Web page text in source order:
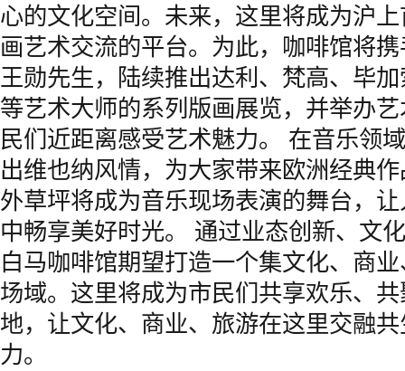
心的文化空间。未来，这里将成为沪
画艺术交流的平台。为此，咖啡馆将
王勋先生，陆续推出达利、梵高、毕
等艺术大师的系列版画展览，并举办
民们近距离感受艺术魅力。 在音乐领
出维也纳风情，为大家带来欧洲经典
外草坪将成为音乐现场表演的舞台，
中畅享美好时光。 通过业态创新、文
白马咖啡馆期望打造一个集文化、商
场域。这里将成为市民们共享欢乐、
地，让文化、商业、旅游在这里交融
力。